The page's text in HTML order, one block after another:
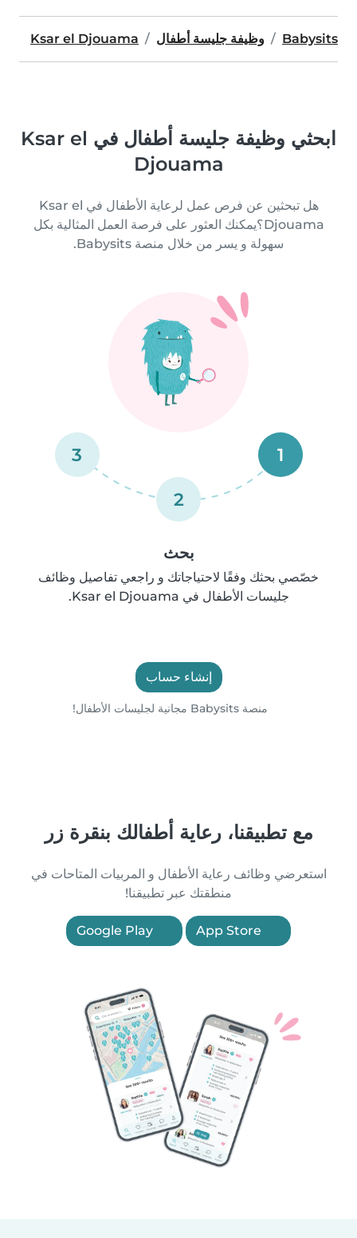
Babysits وظيفة جليسة أطفال Ksar el Djouama
ابحثي وظيفة جليسة أطفال في Ksar el
Djouama
هل تبحثين عن فرص عمل لرعاية الأطفال في Ksar el
Djouama؟يمكنك العثور على فرصة العمل المثالية بكل
سهولة و يسر من خلال منصة Babysits.
1
2
3
بحث
خصّصي بحثك وفقًا لاحتياجاتك و راجعي تفاصيل وظائف
جليسات الأطفال في Ksar el Djouama.
إنشاء حساب
منصة Babysits مجانية لجليسات الأطفال!
مع تطبيقنا، رعاية أطفالك بنقرة زر
استعرضي وظائف رعاية الأطفال و المربيات المتاحات في
منطقتك عبر تطبيقنا!